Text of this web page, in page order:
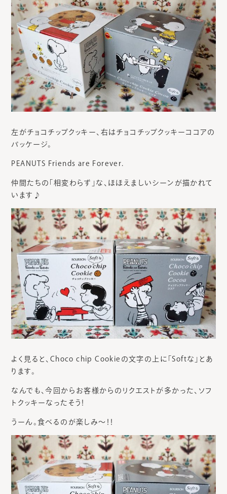
左がチョコチップクッキー、右はチョコチップクッキーココアの
パッケージ。
PEANUTS Friends are Forever.
仲間たちの「相変わらず」な、ほほえましいシーンが描かれて
います♪
よく見ると、Choco chip Cookieの文字の上に「Softな」とあ
ります。
なんでも、今回からお客様からのリクエストが多かった、ソフ
トクッキーなったそう！
うーん。食べるのが楽しみ～！！